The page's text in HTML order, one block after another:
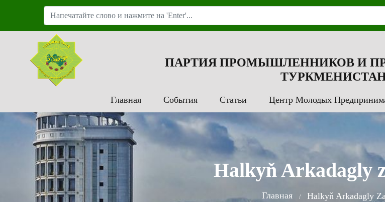
ПАРТИЯ ПРОМЫШЛЕННИКОВ И
Главная События Статьи Центр Молодых
Halkyň Arkadagly
Главная Halkyň Arkadagly